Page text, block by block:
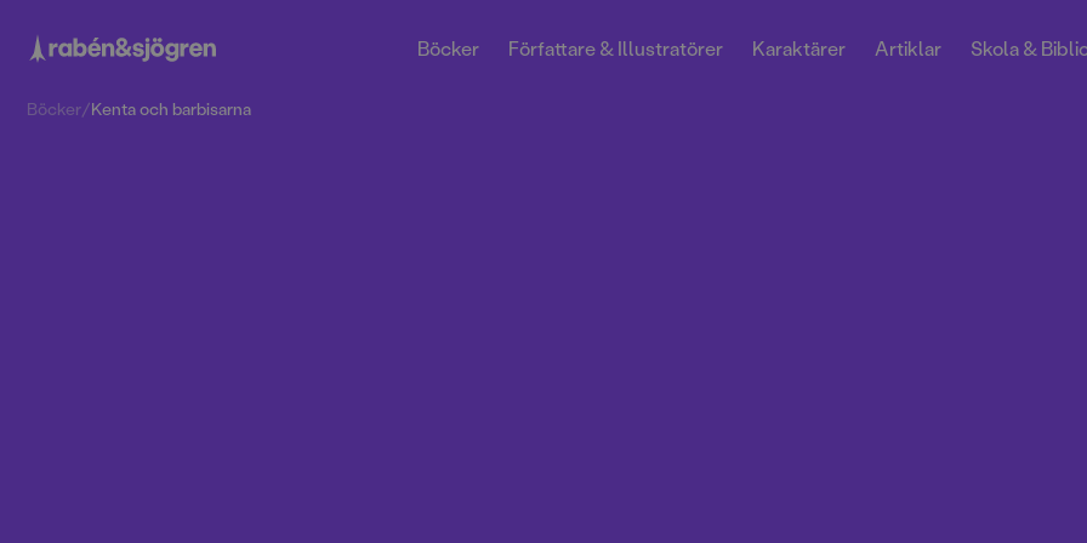
Böcker Författare & Illustratörer Karaktärer Artiklar Skola &
Böcker/Kenta och barbisarna